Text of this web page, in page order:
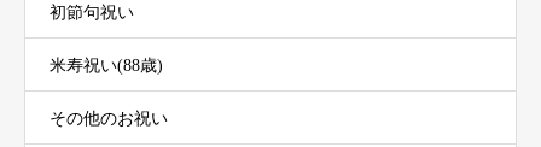
初節句祝い
米寿祝い(88歳)
その他のお祝い